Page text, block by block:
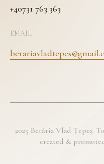
+40731 763 363
EMAIL
2025 Berăria Vlad Țepeș.
created &